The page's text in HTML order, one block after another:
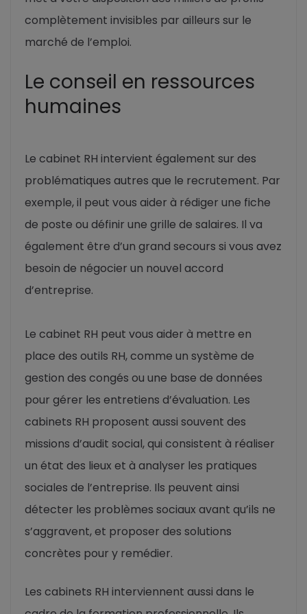
complètement invisibles par ailleurs sur le
marché de l’emploi.
Le conseil en ressources
humaines
Le cabinet RH intervient également sur des
problématiques autres que le recrutement. Par
exemple, il peut vous aider à rédiger une fiche
de poste ou définir une grille de salaires. Il va
également être d’un grand secours si vous avez
besoin de négocier un nouvel accord
d’entreprise.
Le cabinet RH peut vous aider à mettre en
place des outils RH, comme un système de
gestion des congés ou une base de données
pour gérer les entretiens d’évaluation. Les
cabinets RH proposent aussi souvent des
missions d’audit social, qui consistent à réaliser
un état des lieux et à analyser les pratiques
sociales de l’entreprise. Ils peuvent ainsi
détecter les problèmes sociaux avant qu’ils ne
s’aggravent, et proposer des solutions
concrètes pour y remédier.
Les cabinets RH interviennent aussi dans le